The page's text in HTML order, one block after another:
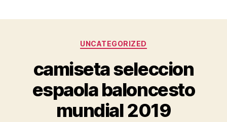
Categorías
UNCATEGORIZED
camiseta seleccion
espaola baloncesto
mundial 2019